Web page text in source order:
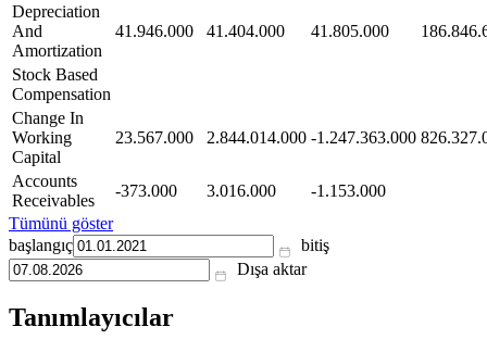
Depreciation
And
Amortization
41.946.000 41.404.000 41.805.000
Stock Based
Compensation
Change In
Working
Capital
23.567.000 2.844.014.000 -1.247.363.000
Accounts
Receivables
-373.000 3.016.000
-1.153.000
Tümünü göster
başlangıç
bitiş
Dışa aktar
Tanımlayıcılar